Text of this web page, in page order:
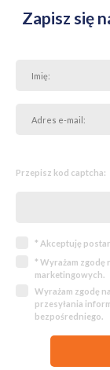
Zapisz się
Przepisz kod captcha:
* Akceptuję
* Wyrażam
marketingowych.
Wyrażam zgodę
przesyłania
bezpośredniego.